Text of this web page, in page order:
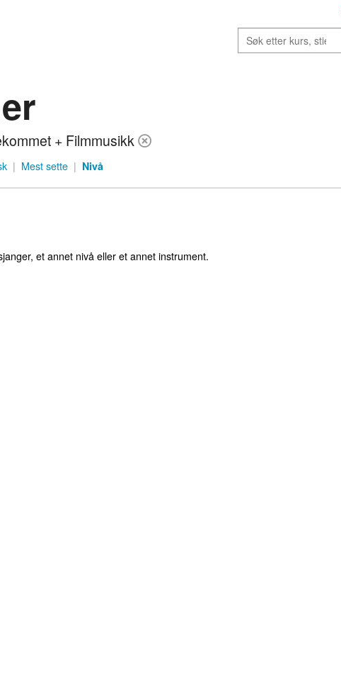
+ Filmmusikk
| Mest sette | Nivå
et annet nivå eller et annet instrument.